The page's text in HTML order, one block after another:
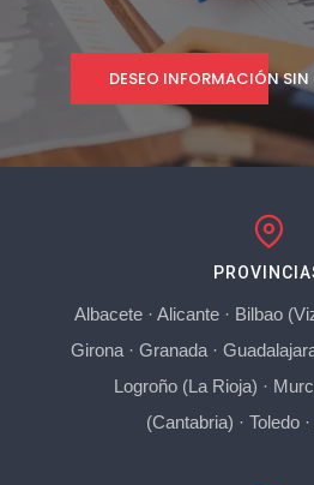
DESEO INFORMACIÓN
Albacete· Alicante· Bilbao
Girona· Granada·
Logroño (La Rioja) ·
(Cantabria) ·Toledo